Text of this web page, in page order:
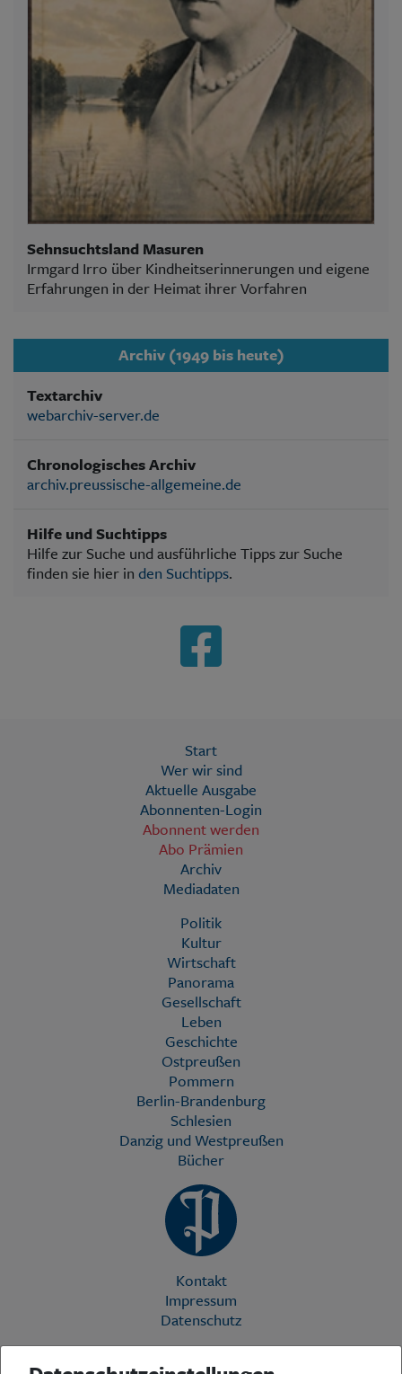
Sehnsuchtsland Masuren
Irmgard Irro über Kindheitserinnerungen und eigene
Erfahrungen in der Heimat ihrer Vorfahren
Archiv (1949 bis heute)
Textarchiv
webarchiv-server.de
Chronologisches Archiv
archiv.preussische-allgemeine.de
Hilfe und Suchtipps
Hilfe zur Suche und ausführliche Tipps zur Suche
finden sie hier in den Suchtipps.
Start
Wer wir sind
Aktuelle Ausgabe
Abonnenten-Login
Abonnent werden
Abo Prämien
Archiv
Mediadaten
Politik
Kultur
Wirtschaft
Panorama
Gesellschaft
Leben
Geschichte
Ostpreußen
Pommern
Berlin-Brandenburg
Schlesien
Danzig und Westpreußen
Bücher
Kontakt
Impressum
Datenschutz